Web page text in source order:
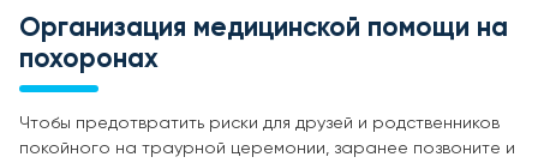
Организация медицинской помощи на
похоронах
Чтобы предотвратить риски для друзей и родственников
покойного на траурной церемонии, заранее позвоните и